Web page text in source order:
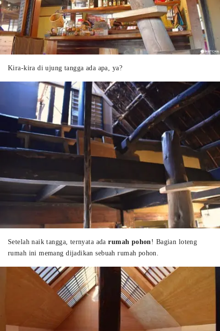
Kira-kira di ujung tangga ada apa, ya?
Setelah naik tangga, ternyata adarumah pohon! Bagian loteng
rumah ini memang dijadikan sebuah rumah pohon.